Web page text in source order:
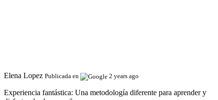
Elena Lopez Publicada en 2 years ago
Experiencia fantástica: Una metodología diferente para aprender y